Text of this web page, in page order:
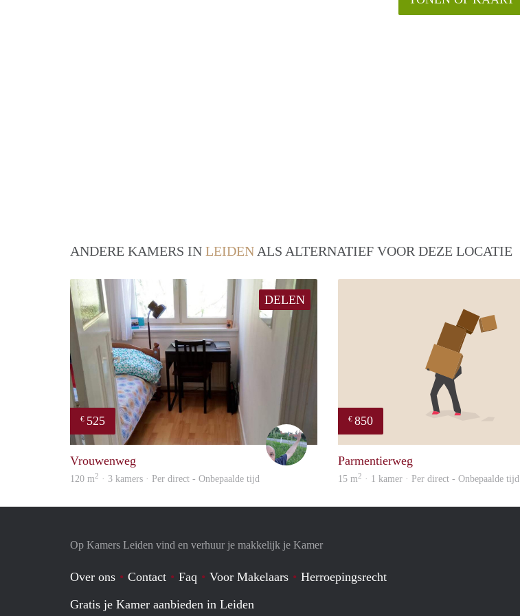
ANDERE KAMERS IN LEIDEN ALS ALTERNATIEF VOOR DEZE LOCATIE
DELEN
€ 525
Vrouwenweg
120 m2 · 3 kamers · Per direct - Onbepaalde tijd
€ 850
Parmentierweg
15 m2 · 1 kamer · Per direct - Onbepaalde tijd
Op Kamers Leiden vind en verhuur je makkelijk je Kamer
Over ons Contact Faq Voor Makelaars
Herroepingsrecht
Gratis je Kamer aanbieden in Leiden